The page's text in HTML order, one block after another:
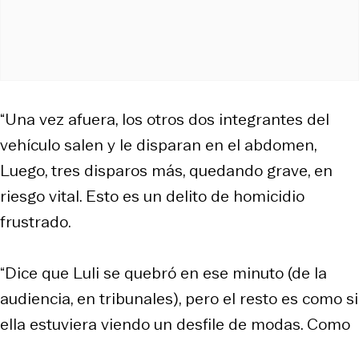
“Una vez afuera, los otros dos integrantes del
vehículo salen y le disparan en el abdomen,
Luego, tres disparos más, quedando grave, en
riesgo vital. Esto es un delito de homicidio
frustrado.
“Dice que Luli se quebró en ese minuto (de la
audiencia, en tribunales), pero el resto es como si
ella estuviera viendo un desfile de modas. Como